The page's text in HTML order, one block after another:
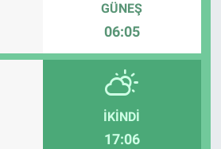
GÜNEŞ
06:05
İKINDI
17:06